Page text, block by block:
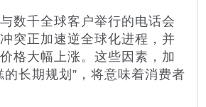
千全球客户举行的电话会
突正加速逆全球化进程，并
格大幅上涨。这些因素，加
的长期规划”，将意味着消费者